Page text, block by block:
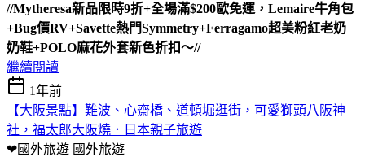
//Mytheresa新品限時9折+全場滿$200歐免運，Lemaire牛角包
+Bug價RV+Savette熱門Symmetry+Ferragamo超美粉紅老奶
奶鞋+POLO麻花外套新色折扣～//
繼續閱讀
1年前
【大阪景點】難波、心齋橋、道頓堀逛街，可愛獅頭八阪神
社，福太郎大阪燒．日本親子旅遊
❤國外旅遊 國外旅遊